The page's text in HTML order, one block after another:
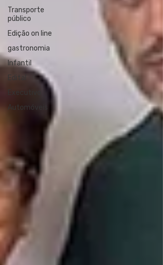
Transporte
público
Edição on line
gastronomia
Infantil
Edital
Executivo
Automóveis